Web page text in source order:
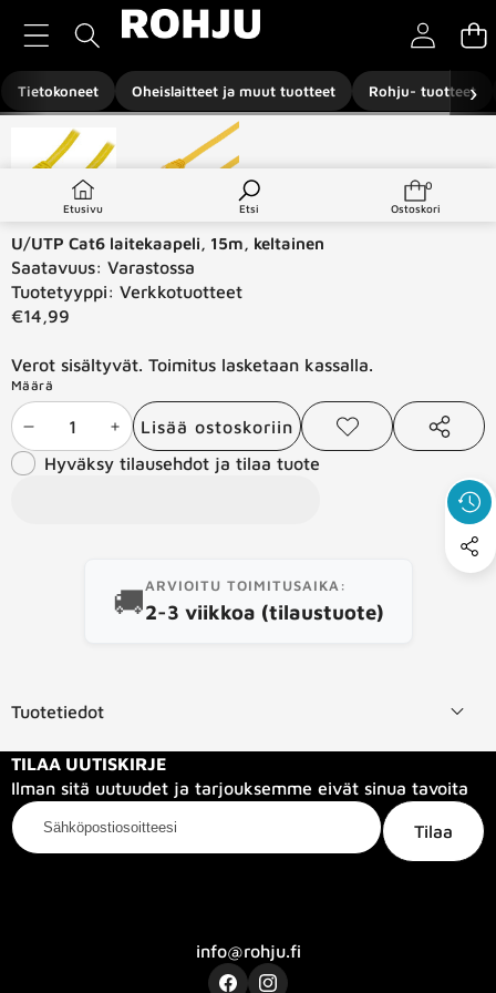
Tietokoneet Oheislaitteet ja muut tuotteet Rohju- tuotteet
›
Etusivu Etsi
0
0
Ostoskori
Siirry tuotetietoihin
U/UTP Cat6 laitekaapeli, 15m, keltainen
Saatavuus: Varastossa
Tuotetyyppi: Verkkotuotteet
€14,99
Verot sisältyvät. Toimitus lasketaan kassalla.
Määrä
Vähennä
määrää
Lisää
määrää
Lisää ostoskoriin
Lisää
toivelistaan
Jaa
Hyväksy tilausehdot ja tilaa tuote
🚚ARVIOITU TOIMITUSAIKA:
2-3 viikkoa (tilaustuote)
Tuotetiedot
TILAA UUTISKIRJE
Ilman sitä uutuudet ja tarjouksemme eivät sinua tavoita
Sähköpostiosoitteesi
Tilaa
info@rohju.fi